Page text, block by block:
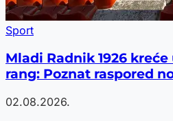
Sport
Mladi Radnik 1926
rang: Poznat raspored
02.08.2026.